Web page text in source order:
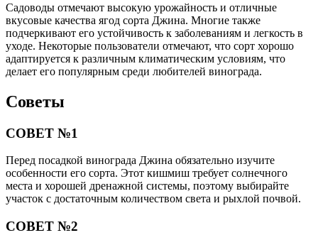
Садоводы отмечают высокую урожайность и отличные
вкусовые качества ягод сорта Джина. Многие также
подчеркивают его устойчивость к заболеваниям и легкость в
уходе. Некоторые пользователи отмечают, что сорт хорошо
адаптируется к различным климатическим условиям, что
делает его популярным среди любителей винограда.
Советы
СОВЕТ №1
Перед посадкой винограда Джина обязательно изучите
особенности его сорта. Этот кишмиш требует солнечного
места и хорошей дренажной системы, поэтому выбирайте
участок с достаточным количеством света и рыхлой почвой.
СОВЕТ №2